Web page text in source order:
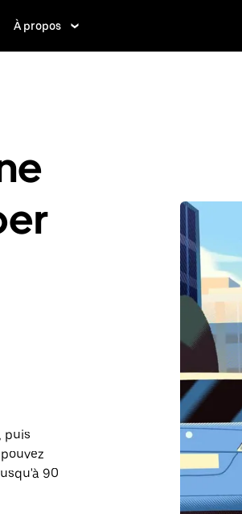
À propos
puis
90